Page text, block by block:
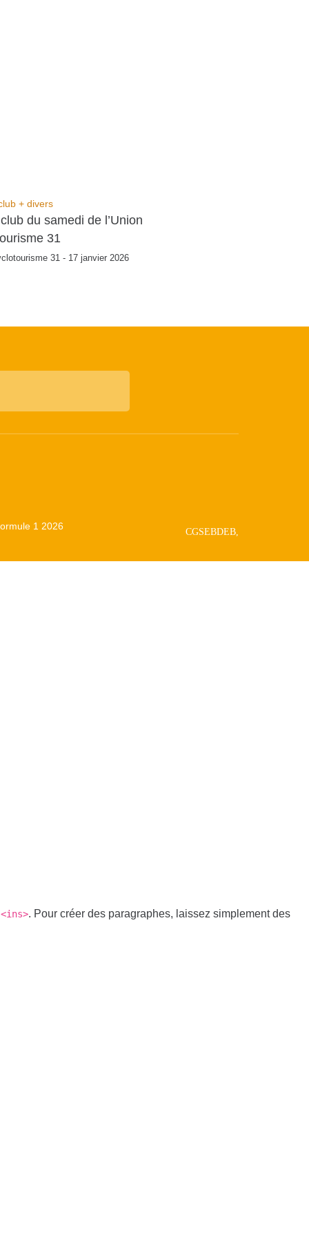
+ divers
du samedi de l’Union
31
31 - 17 janvier 2026
1 2026 CGSEBDEB,
<ins>. Pour créer des paragraphes, laissez simplement des